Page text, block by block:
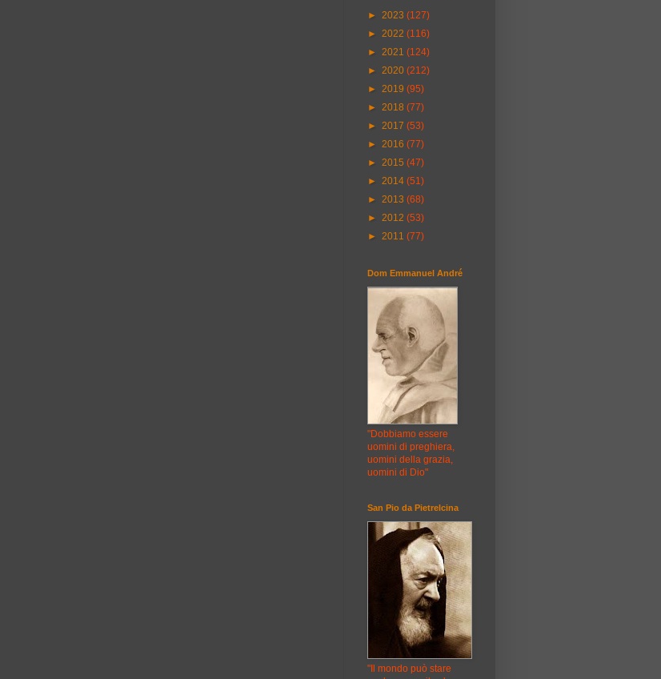
► 2023 (127)
► 2022 (116)
► 2021 (124)
► 2020 (212)
► 2019 (95)
► 2018 (77)
► 2017 (53)
► 2016 (77)
► 2015 (47)
► 2014 (51)
► 2013 (68)
► 2012 (53)
► 2011 (77)
Dom Emmanuel André
"Dobbiamo essere
uomini di preghiera,
uomini della grazia,
uomini di Dio"
San Pio da Pietrelcina
"Il mondo può stare